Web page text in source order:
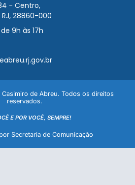
- Centro,
28860-000
9h às 17h
de Abreu. Todos os direitos
reservados.
E POR VOCÊ, SEMPRE!
Secretaria de Comunicação